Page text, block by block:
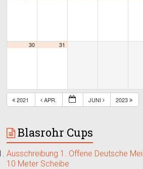
30 31
2021 APR. JUNI 2023
Blasrohr Cups
Ausschreibung 1. Offene Deutsche
10 Meter Scheibe